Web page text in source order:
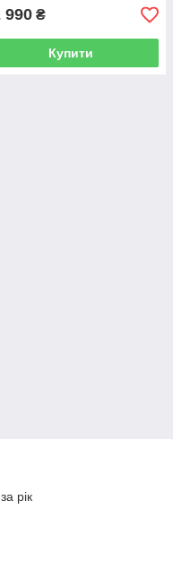
990 ₴
Купити
рік